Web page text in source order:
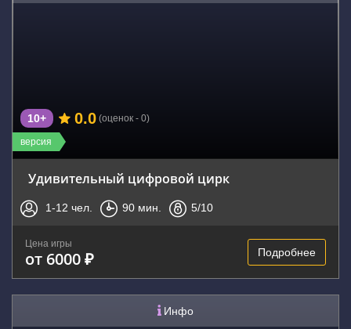
версия
10+ 0.0 (оценок - 0)
Удивительный цифровой цирк
1-12 чел. 90 мин. 5/10
Цена игры
от 6000 ₽ Подробнее
Инфо